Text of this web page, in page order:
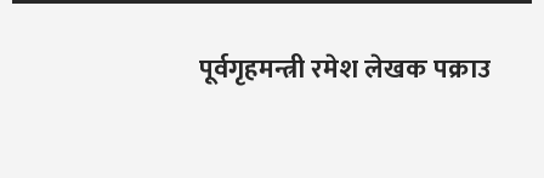
पूर्वगृहमन्त्री रमेश लेखक पक्राउ